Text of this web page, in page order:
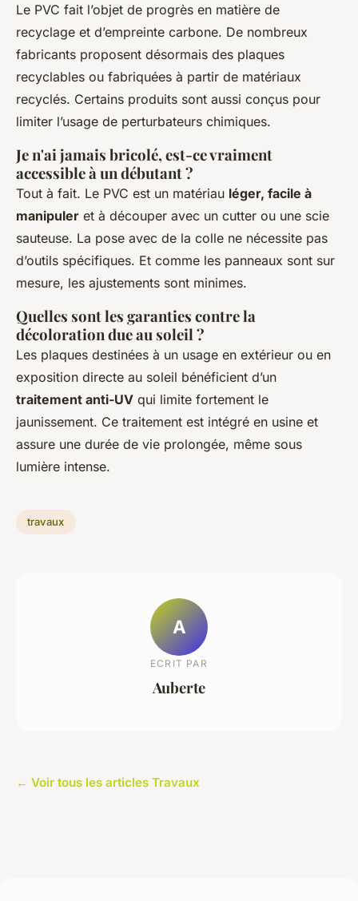
Le PVC fait l’objet de progrès en matière de
recyclage et d’empreinte carbone. De nombreux
fabricants proposent désormais des plaques
recyclables ou fabriquées à partir de matériaux
recyclés. Certains produits sont aussi conçus pour
limiter l’usage de perturbateurs chimiques.
Je n'ai jamais bricolé, est-ce vraiment
accessible à un débutant ?
Tout à fait. Le PVC est un matériau léger, facile à
manipuler et à découper avec un cutter ou une scie
sauteuse. La pose avec de la colle ne nécessite pas
d’outils spécifiques. Et comme les panneaux sont sur
mesure, les ajustements sont minimes.
Quelles sont les garanties contre la
décoloration due au soleil ?
Les plaques destinées à un usage en extérieur ou en
exposition directe au soleil bénéficient d’un
traitement anti-UV qui limite fortement le
jaunissement. Ce traitement est intégré en usine et
assure une durée de vie prolongée, même sous
lumière intense.
travaux
A
ECRIT PAR
Auberte
← Voir tous les articles Travaux